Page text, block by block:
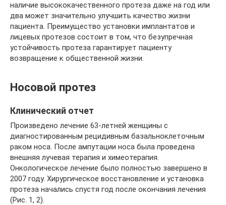
наличие высококачественного протеза даже на год или
два может значительно улучшить качество жизни
пациента. Преимущество установки имплантатов и
лицевых протезов состоит в том, что безупречная
устойчивость протеза гарантирует пациенту
возвращение к общественной жизни.
Носовой протез
Клинический отчет
Произведено лечение 63-летней женщины с
диагностированным рецидивным базальноклеточным
раком носа. После ампутации носа была проведена
внешняя лучевая терапия и химеотерапия.
Онкологическое лечение было полностью завершено в
2007 году. Хирургическое восстановление и установка
протеза начались спустя год после окончания лечения
(Рис. 1, 2).